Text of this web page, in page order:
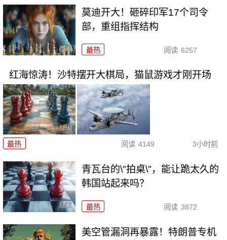
莫迪开大！砸碎印军17个司令
部，重组指挥结构
最热 阅读 6257
红海惊涛！沙特摆开大棋局，猫鼠游戏才刚开场
最热 阅读 4149 3小时前
青瓦台的\"拍桌\"，能让跪太久的
韩国站起来吗？
最热 阅读 3872
美空管漏洞再暴露！特朗普专机